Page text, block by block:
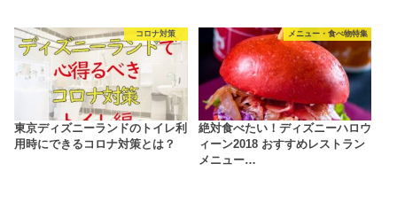
コロナ対策
東京ディズニーランドのトイレ利
用時にできるコロナ対策とは？
メニュー・食べ物特集
絶対食べたい！ディズニーハロウ
ィーン2018 おすすめレストラン
メニュー…